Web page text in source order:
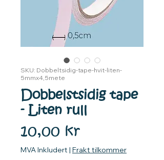
SKU: Dobbeltsidig-tape-hvit-liten-
5mmx4,5mete
Dobbelstsidig tape
- Liten rull
10,00 krPris
MVA Inkludert | Frakt tilkommer